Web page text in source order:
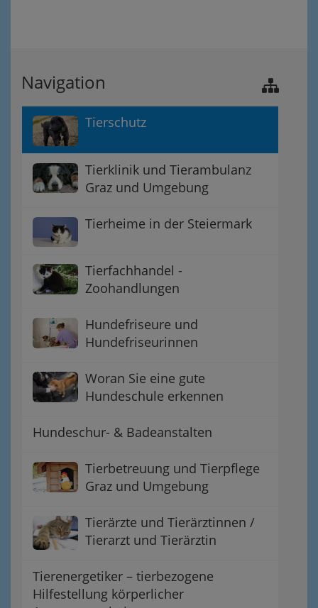
Navigation
Tierschutz
Tierklinik und Tierambulanz
Graz und Umgebung
Tierheime in der Steiermark
Tierfachhandel -
Zoohandlungen
Hundefriseure und
Hundefriseurinnen
Woran Sie eine gute
Hundeschule erkennen
Hundeschur- & Badeanstalten
Tierbetreuung und Tierpflege
Graz und Umgebung
Tierärzte und Tierärztinnen /
Tierarzt und Tierärztin
Tierenergetiker – tierbezogene
Hilfestellung körperlicher